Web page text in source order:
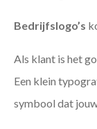
Bedrijfslogo’s
Als klant is het
Een klein
symbool dat